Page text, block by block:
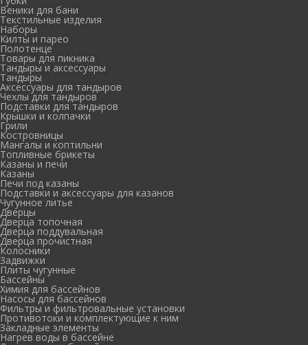
Веники для бани
Текстильные изделия
Наборы
Килты и парео
Полотенце
Товары для пикника
Тандыры и аксессуары
Тандыры
Аксессуары для тандыров
Чехлы для тандыров
Подставки для тандыров
Крышки и колпачки
Грили
Костровницы
Мангалы и коптильни
Топливные брикеты
Казаны и печи
Казаны
Печи под казаны
Подставки и аксессуары для казанов
Чугунное литье
Дверцы
Дверца топочная
Дверца поддувальная
Дверца прочистная
Колосники
Задвижки
Плиты чугунные
Бассейны
Химия для бассейнов
Насосы для бассейнов
Фильтры и фильтровальные установки
Противотоки и комплектующие к ним
Закладные элементы
Нагрев воды в бассейне